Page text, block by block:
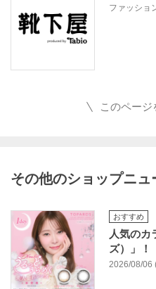
ファッショ
このページ
その他のショップニュ
おすすめ
人気のカ
ズ）」！
2026/08/06